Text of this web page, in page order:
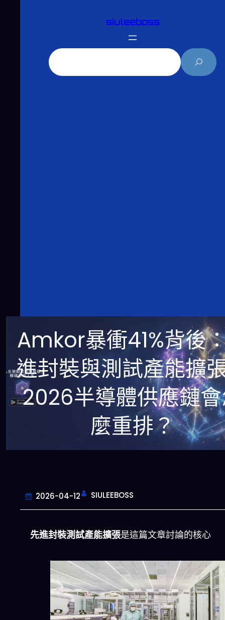
siuleeboss
Amkor暴衝41%背後
進封裝與測試產能擴
2026半導體供應鏈
麼重排？
2026-04-12 SIULEEBOSS
先進封裝測試產能擴張是這篇文章討論的核心